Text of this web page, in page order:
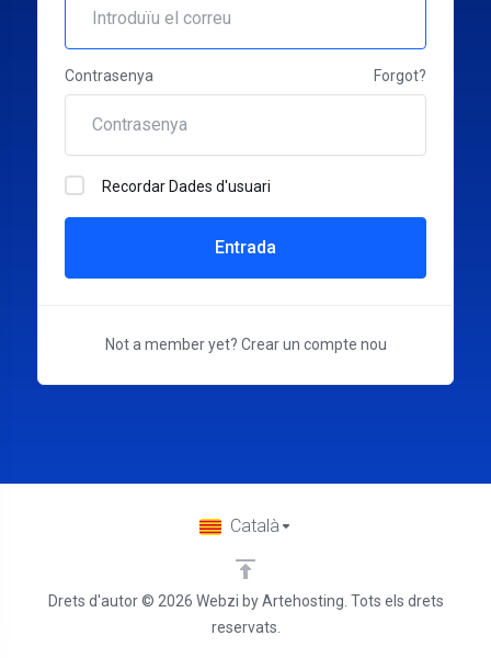
Contrasenya Forgot?
Recordar Dades d'usuari
Entrada
Not a member yet? Crear un compte nou
Drets d'autor © 2026 Webzi by Artehosting. Tots els drets
reservats.
Català